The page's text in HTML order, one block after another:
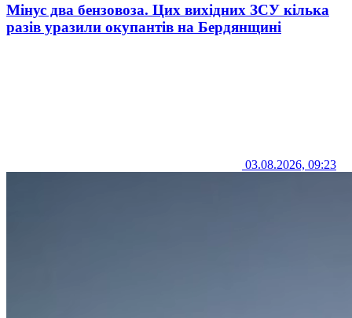
Мінус два бензовоза. Цих вихідних ЗСУ кілька
разів уразили окупантів на Бердянщині
03.08.2026, 09:23